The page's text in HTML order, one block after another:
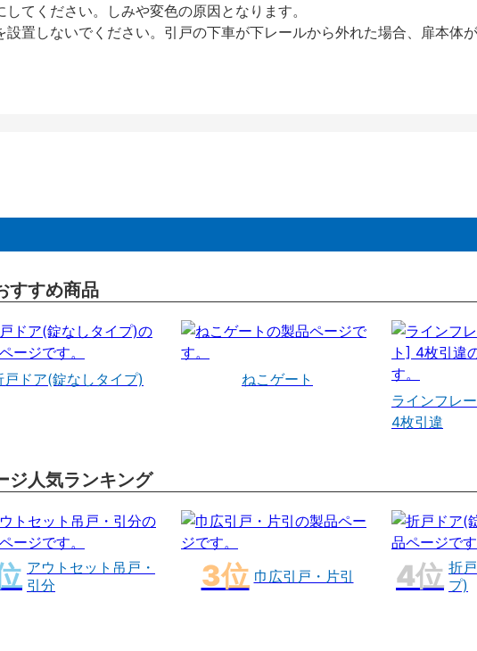
てください。しみや変色の原因となります。
置しないでください。引戸の下車が下レールから外れた場合、扉本体
すすめ商品
戸ドア(錠なしタイプ)
ねこゲート
ラインフレ
4枚引違
ジ人気ランキング
アウトセット吊戸・
引分
巾広引戸・片引
折
プ)